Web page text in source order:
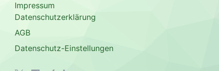
Impressum
Datenschutzerklärung
AGB
Datenschutz-Einstellungen